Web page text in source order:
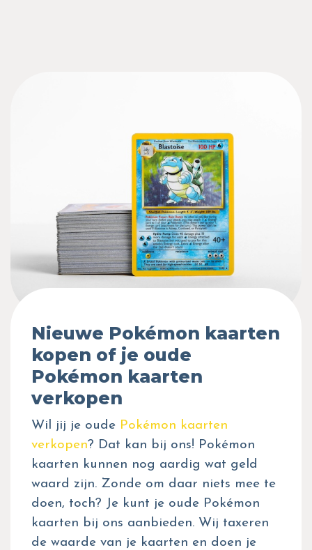
Nieuwe Pokémon kaarten
kopen of je oude
Pokémon kaarten
verkopen
Wil jij je oude Pokémon kaarten
verkopen? Dat kan bij ons! Pokémon
kaarten kunnen nog aardig wat geld
waard zijn. Zonde om daar niets mee te
doen, toch? Je kunt je oude Pokémon
kaarten bij ons aanbieden. Wij taxeren
de waarde van je kaarten en doen je